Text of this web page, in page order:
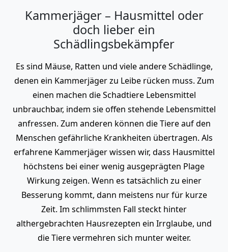
Kammerjäger – Hausmittel oder
doch lieber ein
Schädlingsbekämpfer
Es sind Mäuse, Ratten und viele andere Schädlinge,
denen ein Kammerjäger zu Leibe rücken muss. Zum
einen machen die Schadtiere Lebensmittel
unbrauchbar, indem sie offen stehende Lebensmittel
anfressen. Zum anderen können die Tiere auf den
Menschen gefährliche Krankheiten übertragen. Als
erfahrene Kammerjäger wissen wir, dass Hausmittel
höchstens bei einer wenig ausgeprägten Plage
Wirkung zeigen. Wenn es tatsächlich zu einer
Besserung kommt, dann meistens nur für kurze
Zeit. Im schlimmsten Fall steckt hinter
althergebrachten Hausrezepten ein Irrglaube, und
die Tiere vermehren sich munter weiter.